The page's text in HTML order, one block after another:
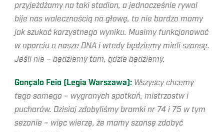
przyjeżdżamy na taki stadion, a jednocześnie rywal
bije nas walecznością na głowę, to nie bardzo mamy
jak szukać korzystnego wyniku. Musimy funkcjonować
w oparciu o nasze DNA i wtedy będziemy mieli szansę.
Jeśli nie – będziemy tam, gdzie będziemy.
Gonçalo Feio (Legia Warszawa): Wszyscy chcemy
tego samego – wygranych spotkań, mistrzostw i
pucharów. Dzisiaj zdobyliśmy bramki nr 74 i 75 w tym
sezonie – więc wierzę, że mamy szansę zdobyć